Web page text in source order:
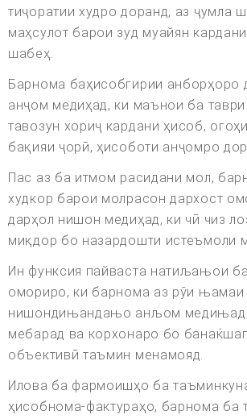
тиҷоратии худро доранд, аз ҷумла
маҳсулот барои зуд муайян
шабеҳ.
Барнома баҳисобгирии анборҳоро
анҷом медиҳад, ки маънои ба таври
тавозун хориҷ кардани ҳисоб,
бақияи ҷорӣ, ҳисоботи анҷомро
Пас аз ба итмом расидани мол,
худкор барои молрасон дархост
дарҳол нишон медиҳад, ки чӣ чиз
миқдор бо назардошти истеъмоли
Ин функсия пайваста натиљањои
омориро, ки барнома аз рўи њамаи
нишондињандањо анљом медињад,
мебарад ва корхонаро бо
объективӣ таъмин менамояд.
Илова ба фармоишҳо ба
ҳисобнома-фактураҳо, барнома ба